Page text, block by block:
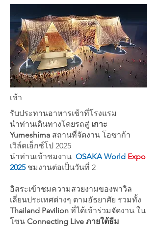
เช้า
รับประทานอาหารเช้าที่โรงแรม
นำท่านเดินทางโดยรถสู่ เกาะ
Yumeshima สถานที่จัดงาน โอซาก้า
เวิล์ดเอ็กซ์โป 2025
นำท่านเข้าชมงาน OSAKA World Expo
2025 ชมงานต่อเป็นวันที่ 2
อิสระเข้าชมความสวยงามของพาวิล
เลี่ยนประเทศต่างๆ ตามอัธยาศัย รวมทั้ง
Thailand Pavilion ที่ได้เข้าร่วมจัดงาน ใน
โซน Connecting Live ภายใต้ธีม